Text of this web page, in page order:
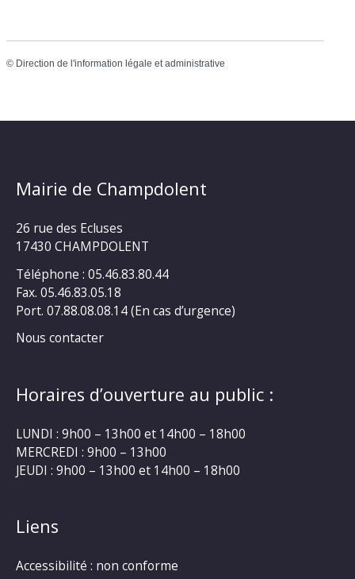
© Direction de l'information légale et administrative
Mairie de Champdolent
26 rue des Ecluses
17430 CHAMPDOLENT
Téléphone : 05.46.83.80.44
Fax. 05.46.83.05.18
Port. 07.88.08.08.14 (En cas d’urgence)
Nous contacter
Horaires d’ouverture au public :
LUNDI : 9h00 – 13h00 et 14h00 – 18h00
MERCREDI : 9h00 – 13h00
JEUDI : 9h00 – 13h00 et 14h00 – 18h00
Liens
Accessibilité : non conforme